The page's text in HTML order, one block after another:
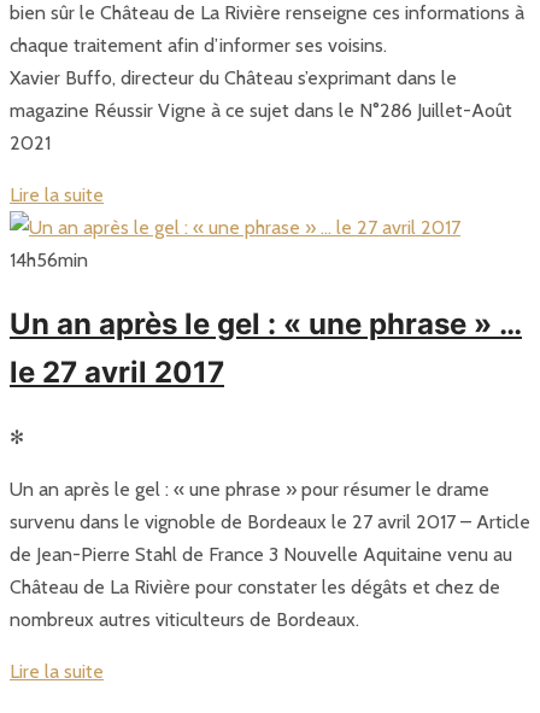
bien sûr le Château de La Rivière renseigne ces informations à
chaque traitement afin d’informer ses voisins.
Xavier Buffo, directeur du Château s’exprimant dans le
magazine Réussir Vigne à ce sujet dans le N°286 Juillet-Août
2021
Lire la suite
14h56min
Un an après le gel : « une phrase » …
le 27 avril 2017
✻
Un an après le gel : « une phrase » pour résumer le drame
survenu dans le vignoble de Bordeaux le 27 avril 2017 – Article
de Jean-Pierre Stahl de France 3 Nouvelle Aquitaine venu au
Château de La Rivière pour constater les dégâts et chez de
nombreux autres viticulteurs de Bordeaux.
Lire la suite